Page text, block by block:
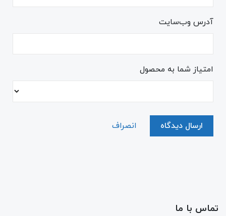
آدرس وب‌سایت
امتیاز شما به محصول
ارسال دیدگاه انصراف
تماس با ما